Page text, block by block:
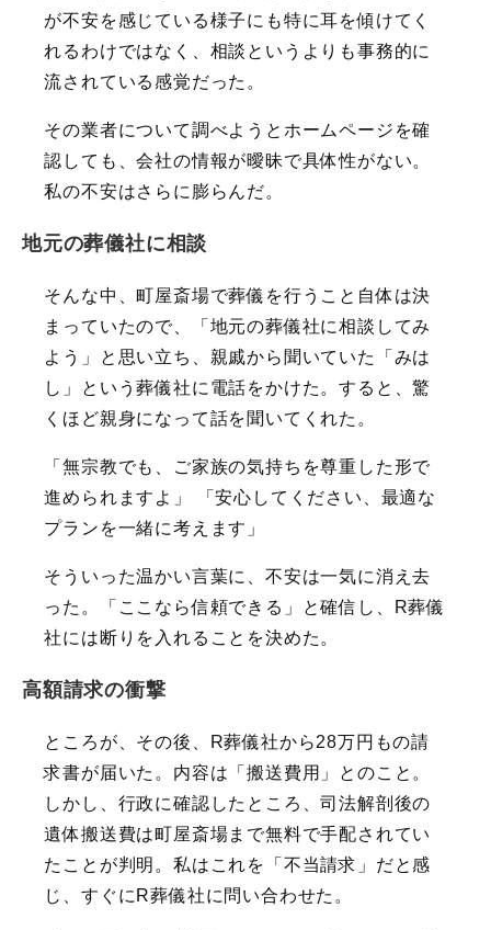
が不安を感じている様子にも特に耳を傾けてく
れるわけではなく、相談というよりも事務的に
流されている感覚だった。
その業者について調べようとホームページを確
認しても、会社の情報が曖昧で具体性がない。
私の不安はさらに膨らんだ。
地元の葬儀社に相談
そんな中、町屋斎場で葬儀を行うこと自体は決
まっていたので、「地元の葬儀社に相談してみ
よう」と思い立ち、親戚から聞いていた「みは
し」という葬儀社に電話をかけた。すると、驚
くほど親身になって話を聞いてくれた。
「無宗教でも、ご家族の気持ちを尊重した形で
進められますよ」 「安心してください、最適な
プランを一緒に考えます」
そういった温かい言葉に、不安は一気に消え去
った。「ここなら信頼できる」と確信し、R葬儀
社には断りを入れることを決めた。
高額請求の衝撃
ところが、その後、R葬儀社から28万円もの請
求書が届いた。内容は「搬送費用」とのこと。
しかし、行政に確認したところ、司法解剖後の
遺体搬送費は町屋斎場まで無料で手配されてい
たことが判明。私はこれを「不当請求」だと感
じ、すぐにR葬儀社に問い合わせた。